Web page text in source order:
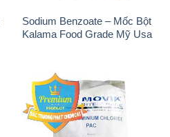
Sodium Benzoate – Mốc Bột
Kalama Food Grade Mỹ Usa